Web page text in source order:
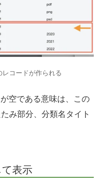
コードが作られる
空である意味は、この
み部分、分類名タイト
表示